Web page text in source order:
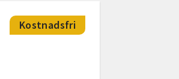
Kostnadsfri